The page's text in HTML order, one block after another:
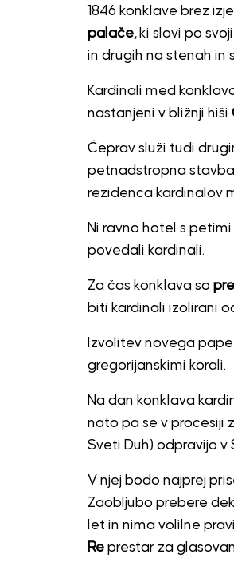
1846 konklave brez
palače,ki slovi po
in drugih na stenah in
Kardinali med
nastanjeni v bližnji hiši
Čeprav služi tudi
petnadstropna stavba
rezidenca kardinalov
Ni ravno hotel s
povedali kardinali.
Za čas konklava so
biti kardinali izolirani
Izvolitev novega
gregorijanskimi korali.
Na dan konklava
nato pa se v procesiji
Sveti Duh) odpravijo v
V njej bodo najprej
Zaobljubo prebere
let in nima volilne
Represtar za